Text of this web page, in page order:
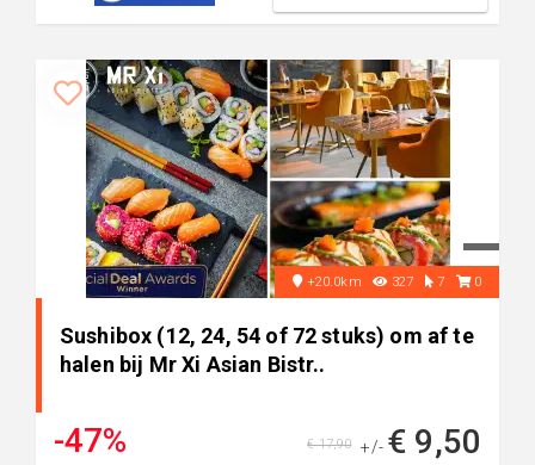
+20.0km 327 7 0
Sushibox (12, 24, 54 of 72 stuks) om af te
halen bij Mr Xi Asian Bistr..
-47% +/- € 9,50
€ 17,90